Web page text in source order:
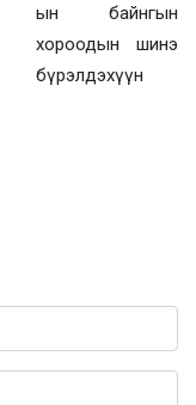
ын байнгын
хороодын шинэ
бүрэлдэхүүн